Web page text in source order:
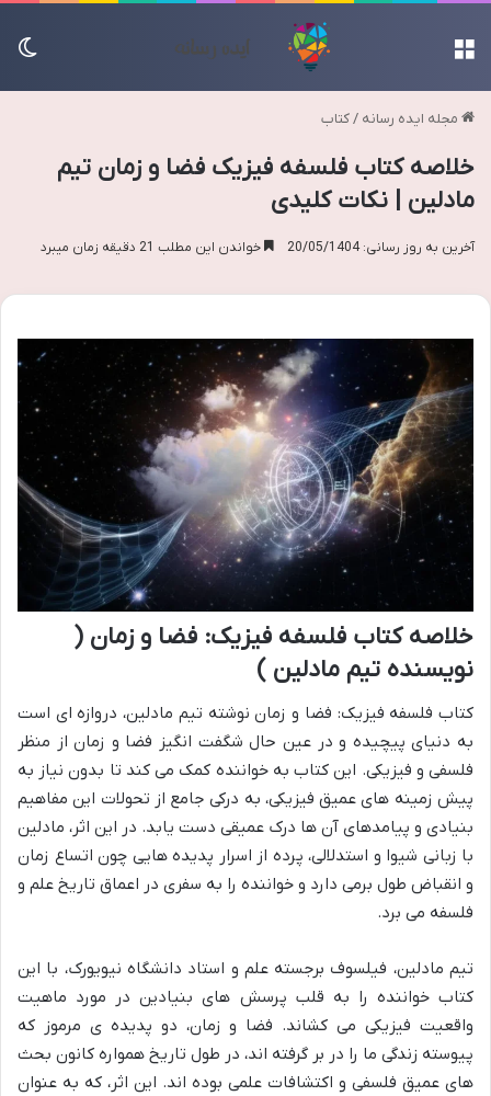
مجله ایده رسانه /کتاب
خلاصه کتاب فلسفه فیزیک فضا و زمان تیم
مادلین | نکات کلیدی
آخرین به روز رسانی: 20/05/1404 خواندن این مطلب 21 دقیقه زمان میبرد
خلاصه کتاب فلسفه فیزیک: فضا و زمان (
نویسنده تیم مادلین )
کتاب فلسفه فیزیک: فضا و زمان نوشته تیم مادلین، دروازه ای است
به دنیای پیچیده و در عین حال شگفت انگیز فضا و زمان از منظر
فلسفی و فیزیکی. این کتاب به خواننده کمک می کند تا بدون نیاز به
پیش زمینه های عمیق فیزیکی، به درکی جامع از تحولات این مفاهیم
بنیادی و پیامدهای آن ها درک عمیقی دست یابد. در این اثر، مادلین
با زبانی شیوا و استدلالی، پرده از اسرار پدیده هایی چون اتساع زمان
و انقباض طول برمی دارد و خواننده را به سفری در اعماق تاریخ علم و
فلسفه می برد.
تیم مادلین، فیلسوف برجسته علم و استاد دانشگاه نیویورک، با این
کتاب خواننده را به قلب پرسش های بنیادین در مورد ماهیت
واقعیت فیزیکی می کشاند. فضا و زمان، دو پدیده ی مرموز که
پیوسته زندگی ما را در بر گرفته اند، در طول تاریخ همواره کانون بحث
های عمیق فلسفی و اکتشافات علمی بوده اند. این اثر، که به عنوان